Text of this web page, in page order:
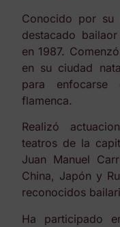
Conocido por su
destacado
en 1987.
en su ciudad
para enfocarse
flamenca.
Realizó
teatros de la
Juan Manuel
China, Japón y
reconocidos
Ha participado